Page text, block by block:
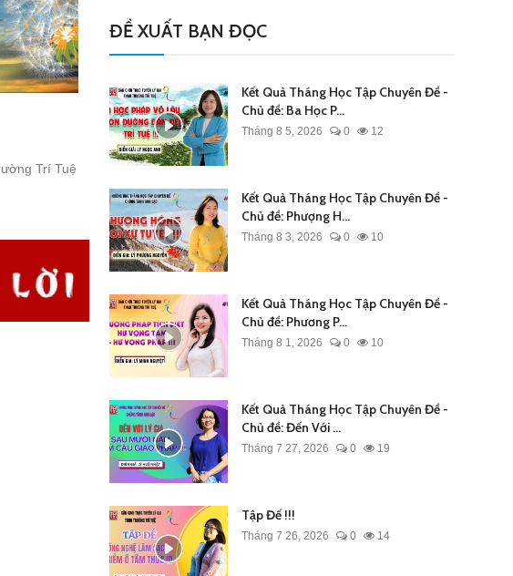
Trí Tuệ
ĐỀ XUẤT BẠN ĐỌC
Kết Quả Tháng Học Tập Chuyên Đề -
Chủ đề: Ba Học P...
Tháng 8 5, 2026 0 12
Kết Quả Tháng Học Tập Chuyên Đề -
Chủ đề: Phượng H...
Tháng 8 3, 2026 0 10
Kết Quả Tháng Học Tập Chuyên Đề -
Chủ đề: Phương P...
Tháng 8 1, 2026 0 10
Kết Quả Tháng Học Tập Chuyên Đề -
Chủ đề: Đến Với ...
Tháng 7 27, 2026 0 19
Tập Đế !!!
Tháng 7 26, 2026 0 14